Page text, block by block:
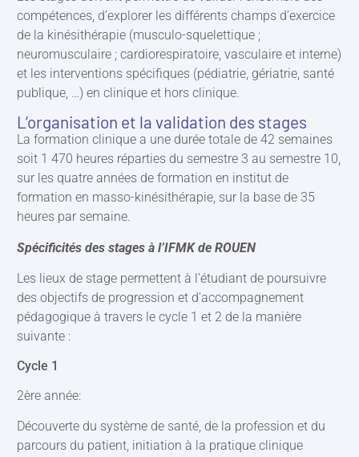
compétences, d’explorer les différents champs d’exercice
de la kinésithérapie (musculo-squelettique ;
neuromusculaire ; cardiorespiratoire, vasculaire et interne)
et les interventions spécifiques (pédiatrie, gériatrie, santé
publique, …) en clinique et hors clinique.
L’organisation et la validation des stages
La formation clinique a une durée totale de 42 semaines
soit 1 470 heures réparties du semestre 3 au semestre 10,
sur les quatre années de formation en institut de
formation en masso-kinésithérapie, sur la base de 35
heures par semaine.
Spécificités des stages à l’IFMK de ROUEN
Les lieux de stage permettent à l’étudiant de poursuivre
des objectifs de progression et d’accompagnement
pédagogique à travers le cycle 1 et 2 de la manière
suivante :
Cycle 1
2ère année:
Découverte du système de santé, de la profession et du
parcours du patient, initiation à la pratique clinique